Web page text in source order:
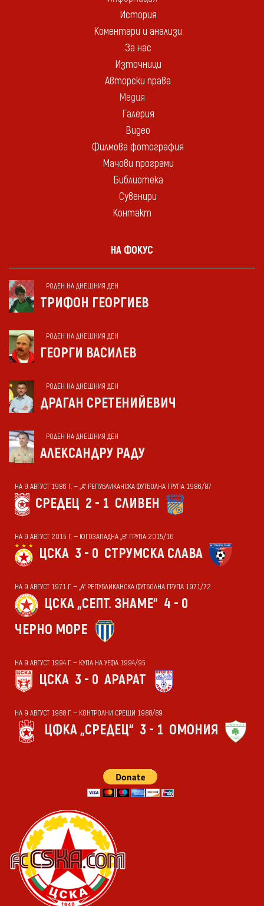
История
Коментари и анализи
За нас
Източници
Авторски права
Медия
Галерия
Видео
Филмова фотография
Мачови програми
Библиотека
Сувенири
Контакт
НА ФОКУС
РОДЕН НА ДНЕШНИЯ ДЕН
ТРИФОН ГЕОРГИЕВ
РОДЕН НА ДНЕШНИЯ ДЕН
ГЕОРГИ ВАСИЛЕВ
РОДЕН НА ДНЕШНИЯ ДЕН
ДРАГАН СРЕТЕНИЙЕВИЧ
РОДЕН НА ДНЕШНИЯ ДЕН
АЛЕКСАНДРУ РАДУ
НА 9 АВГУСТ 1986 Г. — „А“ РЕПУБЛИКАНСКА ФУТБОЛНА ГРУПА 1986/87
СРЕДЕЦ 2 - 1 СЛИВЕН
НА 9 АВГУСТ 2015 Г. — ЮГОЗАПАДНА „В“ ГРУПА 2015/16
ЦСКА 3 - 0 СТРУМСКА СЛАВА
НА 9 АВГУСТ 1971 Г. — „А“ РЕПУБЛИКАНСКА ФУТБОЛНА ГРУПА 1971/72
ЦСКА „СЕПТ. ЗНАМЕ“ 4 - 0
ЧЕРНО МОРЕ
НА 9 АВГУСТ 1994 Г. — КУПА НА УЕФА 1994/95
ЦСКА 3 - 0 АРАРАТ
НА 9 АВГУСТ 1988 Г. — КОНТРОЛНИ СРЕЩИ 1988/89
ЦФКА „СРЕДЕЦ“ 3 - 1 ОМОНИЯ